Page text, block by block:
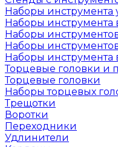
Наборы инструмента
Наборы инструмента
Наборы
Наборы
Наборы инструмента
Торцевые головки и
Торцевые головки
Наборы торцевых
Трещотки
Воротки
Переходники
Удлинители